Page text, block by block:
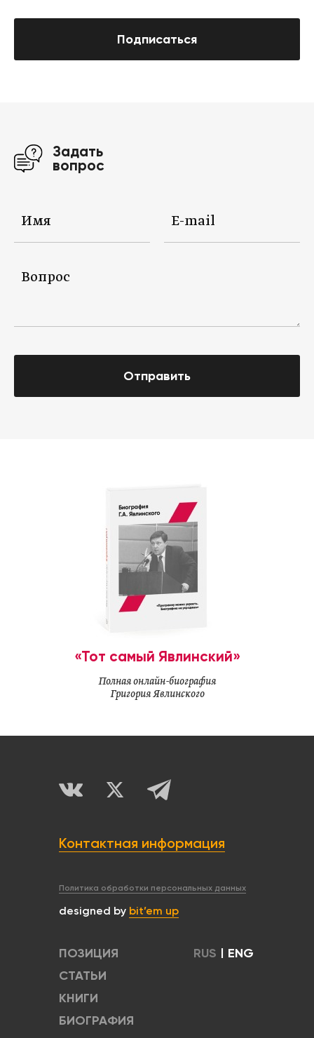
Подписаться
Задать
вопрос
Отправить
«Тот самый Явлинский»
Полная онлайн-биография
Григория Явлинского
Контактная информация
Политика обработки персональных данных
designed by bit’em up
ПОЗИЦИЯ
СТАТЬИ
КНИГИ
БИОГРАФИЯ
RUS | ENG